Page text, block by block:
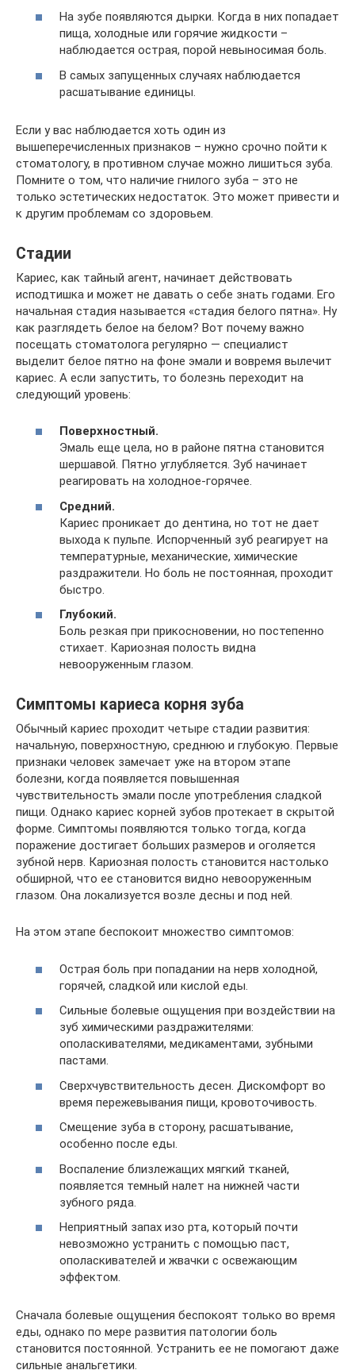
На зубе появляются дырки. Когда в них попадает
пища, холодные или горячие жидкости –
наблюдается острая, порой невыносимая боль.
В самых запущенных случаях наблюдается
расшатывание единицы.
Если у вас наблюдается хоть один из
вышеперечисленных признаков – нужно срочно пойти к
стоматологу, в противном случае можно лишиться зуба.
Помните о том, что наличие гнилого зуба – это не
только эстетических недостаток. Это может привести и
к другим проблемам со здоровьем.
Стадии
Кариес, как тайный агент, начинает действовать
исподтишка и может не давать о себе знать годами. Его
начальная стадия называется «стадия белого пятна». Ну
как разглядеть белое на белом? Вот почему важно
посещать стоматолога регулярно — специалист
выделит белое пятно на фоне эмали и вовремя вылечит
кариес. А если запустить, то болезнь переходит на
следующий уровень:
Поверхностный.
Эмаль еще цела, но в районе пятна становится
шершавой. Пятно углубляется. Зуб начинает
реагировать на холодное-горячее.
Средний.
Кариес проникает до дентина, но тот не дает
выхода к пульпе. Испорченный зуб реагирует на
температурные, механические, химические
раздражители. Но боль не постоянная, проходит
быстро.
Глубокий.
Боль резкая при прикосновении, но постепенно
стихает. Кариозная полость видна
невооруженным глазом.
Симптомы кариеса корня зуба
Обычный кариес проходит четыре стадии развития:
начальную, поверхностную, среднюю и глубокую. Первые
признаки человек замечает уже на втором этапе
болезни, когда появляется повышенная
чувствительность эмали после употребления сладкой
пищи. Однако кариес корней зубов протекает в скрытой
форме. Симптомы появляются только тогда, когда
поражение достигает больших размеров и оголяется
зубной нерв. Кариозная полость становится настолько
обширной, что ее становится видно невооруженным
глазом. Она локализуется возле десны и под ней.
На этом этапе беспокоит множество симптомов:
Острая боль при попадании на нерв холодной,
горячей, сладкой или кислой еды.
Сильные болевые ощущения при воздействии на
зуб химическими раздражителями:
ополаскивателями, медикаментами, зубными
пастами.
Сверхчувствительность десен. Дискомфорт во
время пережевывания пищи, кровоточивость.
Смещение зуба в сторону, расшатывание,
особенно после еды.
Воспаление близлежащих мягкий тканей,
появляется темный налет на нижней части
зубного ряда.
Неприятный запах изо рта, который почти
невозможно устранить с помощью паст,
ополаскивателей и жвачки с освежающим
эффектом.
Сначала болевые ощущения беспокоят только во время
еды, однако по мере развития патологии боль
становится постоянной. Устранить ее не помогают даже
сильные анальгетики.